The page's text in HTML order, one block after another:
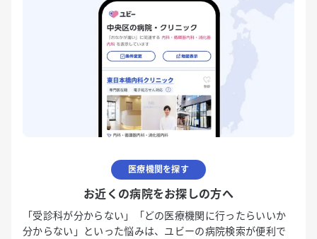
医療機関を探す
お近くの病院をお探しの方へ
「受診科が分からない」「どの医療機関に行ったらいいか
分からない」といった悩みは、ユビーの病院検索が便利で